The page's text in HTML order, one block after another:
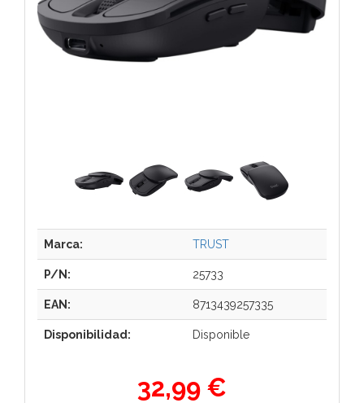
Marca: TRUST
P/N: 25733
EAN: 8713439257335
Disponibilidad: Disponible
32,99 €